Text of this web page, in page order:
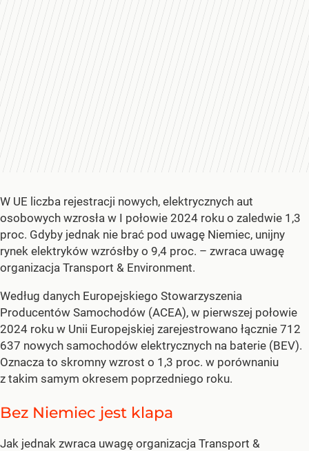
W UE liczba rejestracji nowych, elektrycznych aut
osobowych wzrosła w I połowie 2024 roku o zaledwie 1,3
proc. Gdyby jednak nie brać pod uwagę Niemiec, unijny
rynek elektryków wzrósłby o 9,4 proc. – zwraca uwagę
organizacja Transport & Environment.
Według danych Europejskiego Stowarzyszenia
Producentów Samochodów (ACEA), w pierwszej połowie
2024 roku w Unii Europejskiej zarejestrowano łącznie 712
637 nowych samochodów elektrycznych na baterie (BEV).
Oznacza to skromny wzrost o 1,3 proc. w porównaniu
z takim samym okresem poprzedniego roku.
Bez Niemiec jest klapa
Jak jednak zwraca uwagę organizacja Transport &